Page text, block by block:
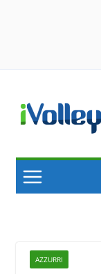
content
AZZURRI